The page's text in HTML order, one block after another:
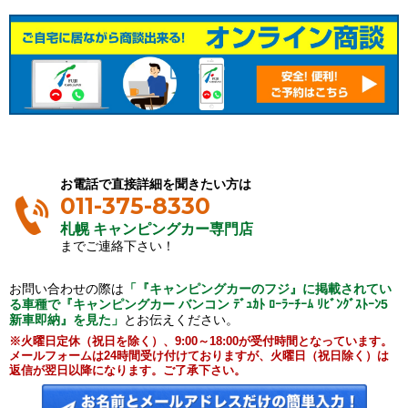
お電話で直接詳細を聞きたい方は
011-375-8330
札幌 キャンピングカー専門店
までご連絡下さい！
お問い合わせの際は 「『キャンピングカーのフジ』に掲載されてい
る車種で『キャンピングカー バンコン ﾃﾞｭｶﾄ ﾛｰﾗｰﾁｰﾑ ﾘﾋﾞﾝｸﾞｽﾄｰﾝ5
新車即納』を見た」 とお伝えください。
※火曜日定休（祝日を除く）、9:00～18:00が受付時間となっています。
メールフォームは24時間受け付けておりますが、火曜日（祝日除く）は
返信が翌日以降になります。ご了承下さい。